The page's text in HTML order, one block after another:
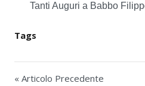
Tanti Auguri a Babbo
Tags
« Articolo Precedente